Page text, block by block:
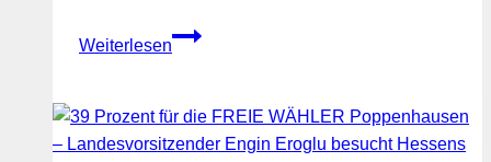
Weiterlesen
Beitragsgelder
die
Versorgung